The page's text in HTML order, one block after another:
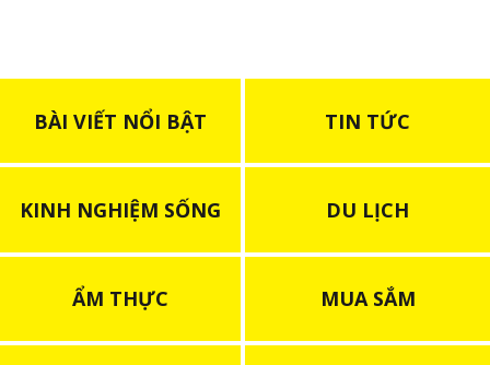
BÀI VIẾT NỔI BẬT TIN TỨC
KINH NGHIỆM SỐNG DU LỊCH
ẨM THỰC MUA SẮM